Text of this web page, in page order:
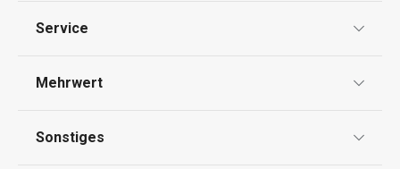
89,90 €
Warenkorb
Impressum
Service
Kontaktformular
Mehrwert
Sonstiges